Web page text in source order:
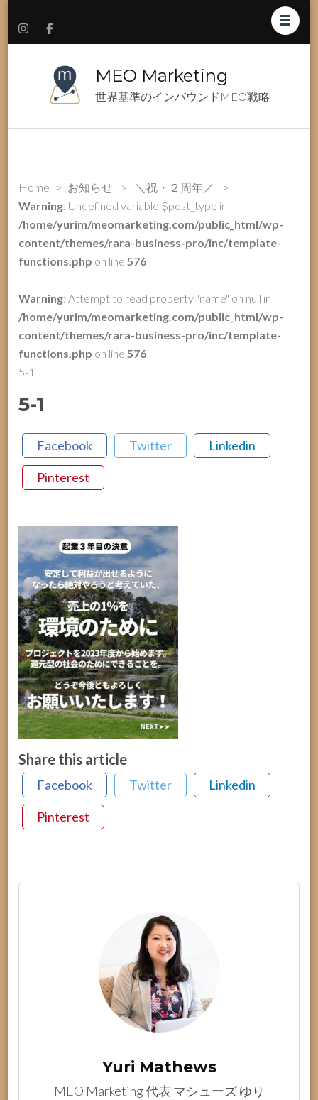
MEO Marketing
世界基準のインバウンドMEO戦略
Home > お知らせ > ＼祝・２周年／
>
Warning: Undefined variable $post_type in
/home/yurim/meomarketing.com/public_html/wp-
content/themes/rara-business-pro/inc/template-
functions.php on line576
Warning: Attempt to read property "name" on null in
/home/yurim/meomarketing.com/public_html/wp-
content/themes/rara-business-pro/inc/template-
functions.php on line576
5-1
5-1
Facebook Twitter Linkedin
Pinterest
Share this article
Facebook Twitter Linkedin
Pinterest
Yuri Mathews
MEO Marketing 代表 マシューズ ゆり